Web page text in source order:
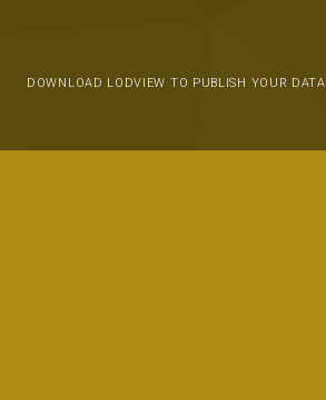
DOWNLOAD LODVIEW TO PUBLISH YOUR DATA